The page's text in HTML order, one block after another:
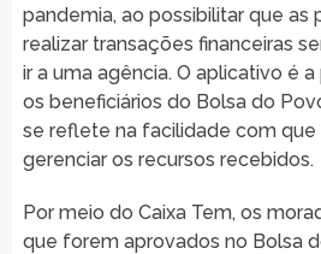
pandemia, ao possibilitar que as
realizar transações financeiras
ir a uma agência. O aplicativo é
os beneficiários do Bolsa do
se reflete na facilidade com
gerenciar os recursos recebidos.
Por meio do Caixa Tem, os
que forem aprovados no Bolsa